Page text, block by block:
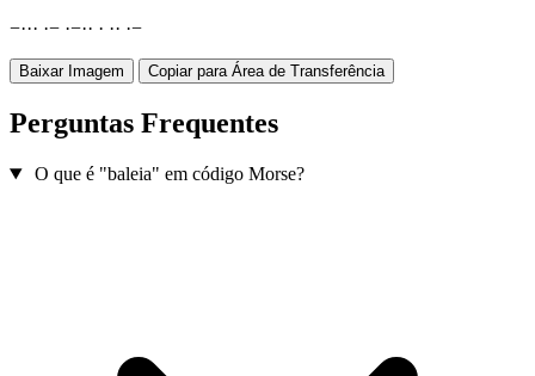
−··· ·− ·−·· · ·· ·−
Baixar Imagem Copiar para Área de Transferência
Perguntas Frequentes
O que é "baleia" em código Morse?